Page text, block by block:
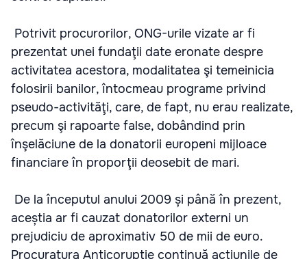
Potrivit procurorilor, ONG-urile vizate ar fi
prezentat unei fundaţii date eronate despre
activitatea acestora, modalitatea şi temeinicia
folosirii banilor, întocmeau programe privind
pseudo-activităţi, care, de fapt, nu erau realizate,
precum şi rapoarte false, dobândind prin
înşelăciune de la donatorii europeni mijloace
financiare în proporţii deosebit de mari.
De la începutul anului 2009 și până în prezent,
aceștia ar fi cauzat donatorilor externi un
prejudiciu de aproximativ 50 de mii de euro.
Procuratura Anticorupţie continuă acţiunile de